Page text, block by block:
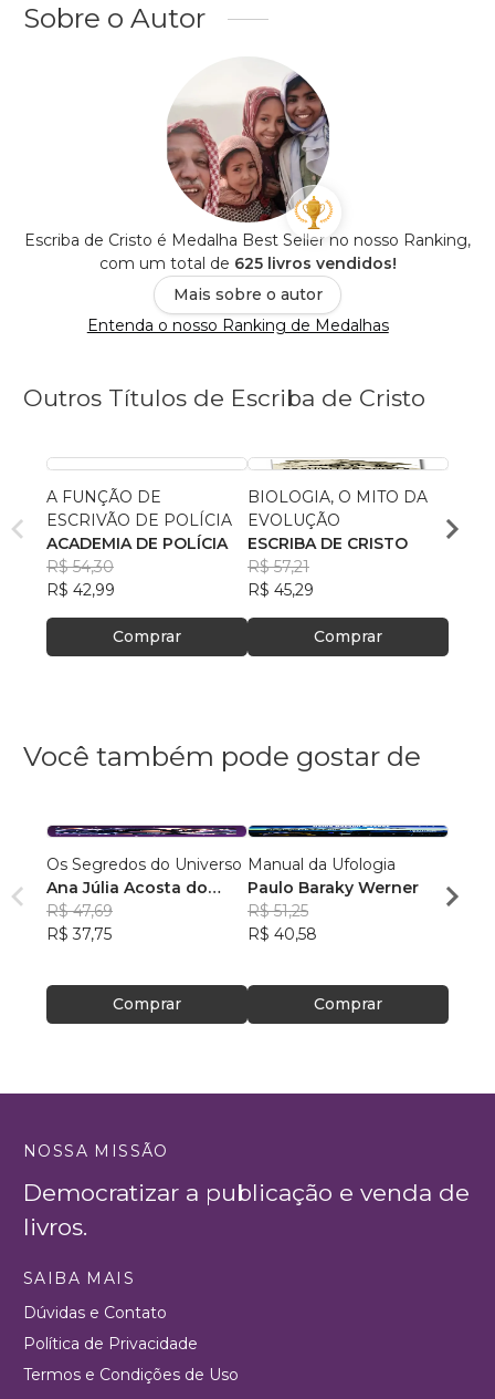
Sobre o Autor
Escriba de Cristo é Medalha Best Seller no nosso Ranking,
com um total de 625 livros vendidos!
Mais sobre o autor
Entenda o nosso Ranking de Medalhas
Outros Títulos de Escriba de Cristo
A FUNÇÃO DE
ESCRIVÃO DE POLÍCIA
ACADEMIA DE POLÍCIA
R$ 54,30
R$ 42,99
Comprar
BIOLOGIA, O MITO DA
EVOLUÇÃO
ESCRIBA DE CRISTO
R$ 57,21
R$ 45,29
Comprar
Você também pode gostar de
Os Segredos do Universo
Ana Júlia Acosta do
Nascimento
R$ 47,69
R$ 37,75
Comprar
Manual da Ufologia
Paulo Baraky Werner
R$ 51,25
R$ 40,58
Comprar
Vol. 2
NOSSA MISSÃO
Democratizar a publicação e venda de
livros.
SAIBA MAIS
Dúvidas e Contato
Política de Privacidade
Termos e Condições de Uso